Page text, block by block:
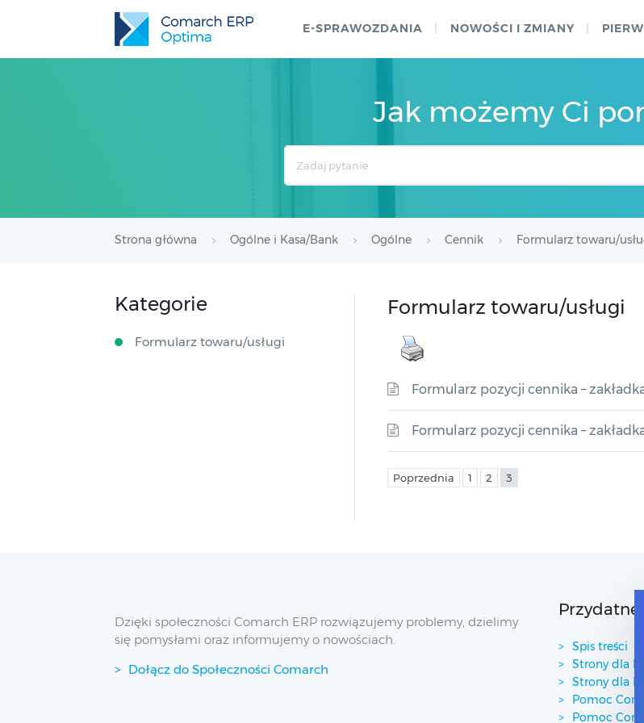
E-SPRAWOZDANIA NOWOŚCI I ZMIANY
Jak możemy Ci
Strona główna Ogólne i Kasa/Bank Ogólne Cennik Formularz towaru/
Formularz towaru/usługi
Formularz pozycji cennika –
Formularz pozycji cennika –
Poprzednia 1 2 3
Kategorie
Formularz towaru/usługi
Dzięki społeczności Comarch ERP rozwiązujemy problemy, dzielimy
się pomysłami oraz informujemy o nowościach.
Dołącz do Społeczności Comarch
Przydatne
Spis treści
Strony dla
Strony dla
Pomoc
Pomoc